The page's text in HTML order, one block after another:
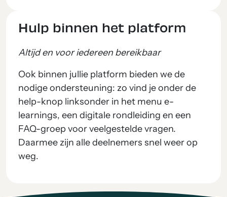
Hulp binnen het platform
Altijd en voor iedereen bereikbaar
Ook binnen jullie platform bieden we de
nodige ondersteuning: zo vind je onder de
help-knop linksonder in het menu e-
learnings, een digitale rondleiding en een
FAQ-groep voor veelgestelde vragen.
Daarmee zijn alle deelnemers snel weer op
weg.